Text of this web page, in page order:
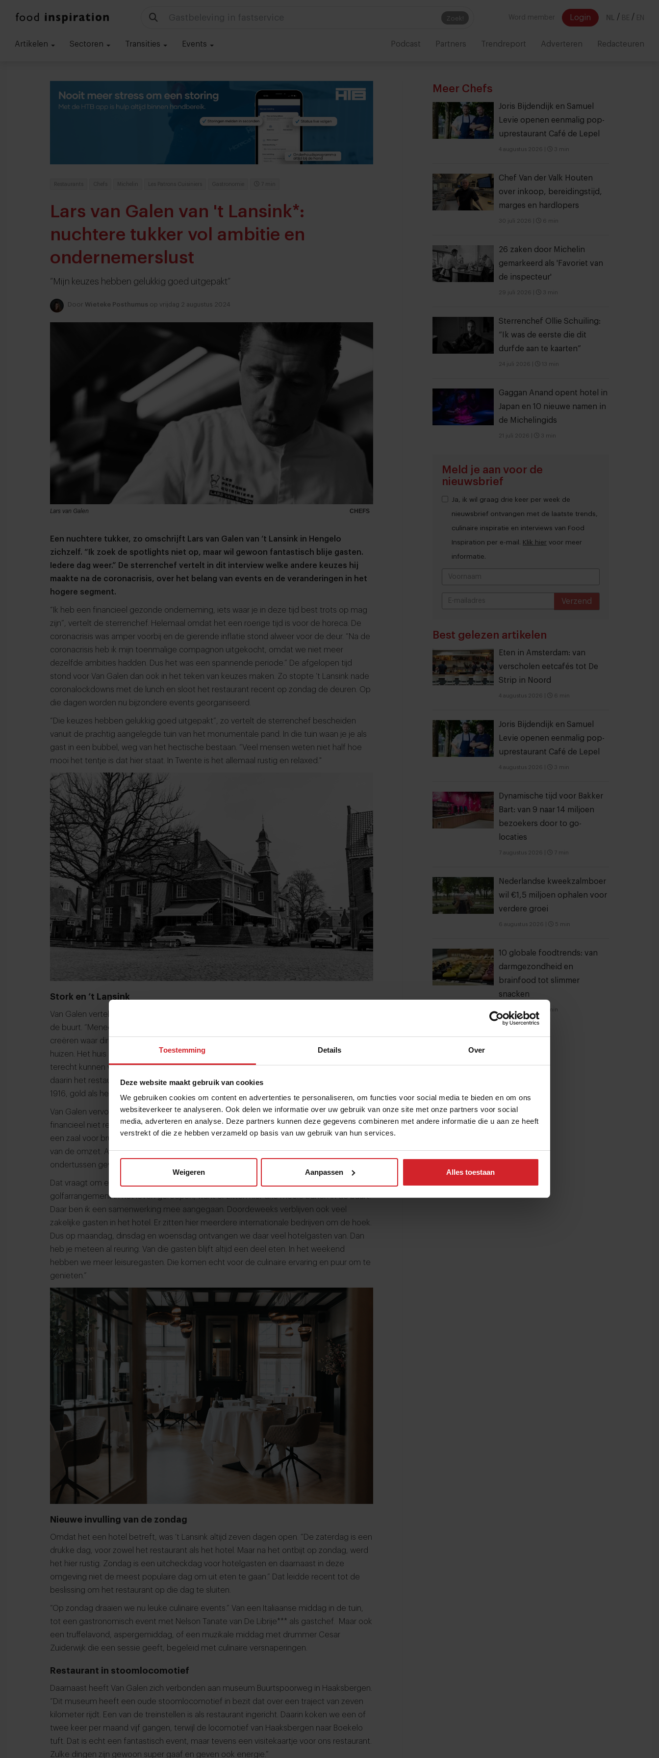
Toestemming Details Over
Deze website maakt gebruik van cookies
We gebruiken cookies om content en advertenties te personaliseren, om functies voor social media te bieden en om ons
websiteverkeer te analyseren. Ook delen we informatie over uw gebruik van onze site met onze partners voor social
media, adverteren en analyse. Deze partners kunnen deze gegevens combineren met andere informatie die u aan ze heeft
verstrekt of die ze hebben verzameld op basis van uw gebruik van hun services.
Weigeren Aanpassen Alles toestaan
Zoek!
Technologie in foodservice Word member Login NL / BE / EN
Artikelen Sectoren Transities Events Podcast Partners Trendreport Adverteren Redacteuren
Restaurants Chefs Michelin Les Patrons Cuisiniers Gastronomie 7 min
Lars van Galen van 't Lansink*:
nuchtere tukker vol ambitie en
ondernemerslust
“Mijn keuzes hebben gelukkig goed uitgepakt”
Door Wieteke Posthumus op vrijdag 2 augustus 2024
CHEFS
Lars van Galen
Een nuchtere tukker, zo omschrijft Lars van Galen van ‘t Lansink in Hengelo
zichzelf. “Ik zoek de spotlights niet op, maar wil gewoon fantastisch blije gasten.
Iedere dag weer.” De sterrenchef vertelt in dit interview welke andere keuzes hij
maakte na de coronacrisis, over het belang van events en de veranderingen in het
hogere segment.
“Ik heb een financieel gezonde onderneming, iets waar je in deze tijd best trots op mag
zijn”, vertelt de sterrenchef. Helemaal omdat het een roerige tijd is voor de horeca. De
coronacrisis was amper voorbij en de gierende inflatie stond alweer voor de deur. “Na de
coronacrisis heb ik mijn toenmalige compagnon uitgekocht, omdat we niet meer
dezelfde ambities hadden. Dus het was een spannende periode.” De afgelopen tijd
stond voor Van Galen dan ook in het teken van keuzes maken. Zo stopte ‘t Lansink nade
coronalockdowns met de lunch en sloot het restaurant recent op zondag de deuren. Op
die dagen worden nu bijzondere events georganiseerd.
“Die keuzes hebben gelukkig goed uitgepakt”, zo vertelt de sterrenchef bescheiden
vanuit de prachtig aangelegde tuin van het monumentale pand. In die tuin waan je je als
gast in een bubbel, weg van het hectische bestaan. “Veel mensen weten niet half hoe
mooi het tentje is dat hier staat. In Twente is het allemaal rustig en relaxed."
Stork en ‘t Lansink
Van Galen vertelt over de geschiedenis en hoe metaalbedrijf Stork van invloed was op
de buurt. “Meneer Stork heeft deze wijk opgezet in Engelse stijl. Hij wilde een buurt
creëren waar directie en arbeiders door elkaar heen woonden. Dat zie je ook aan de
huizen. Het huis hiernaast was vroeger van het schoolhoofd. Onze lounge - waar gasten
terecht kunnen voor feesten en partijen - was de kleuterschool en het hoofdpand, met
daarin het restaurant en een deel van de hotelkamers, was een theehuis. Dit theehuis uit
1916, gold als het sociale middelpunt van de wijk.
Van Galen vervolgt: “Het is een flink pand, dus met alleen het restaurant ga je het hier
financieel niet redden. ‘t Lansink telt 25 hotelkamers, vergaderzalen, een restaurant en
een zaal voor bruiloften en partijen. Vergaderingen en de feestzaal zorgen voor zo’n 30%
van de omzet. Als we hier een bruiloft hebben met honderd man, dan kan het restaurant
ondertussen gewoon doordraaien. Kortom: in dit pand is de banqueting heel belangrijk.”
Dat vraagt om een brede ondernemersblik. “Zo hebben we bijvoorbeeld een
golfarrangement in het leven geroepen, want er zitten hier drie mooie banen in de buurt.
Daar ben ik een samenwerking mee aangegaan. Doordeweeks verblijven ook veel
zakelijke gasten in het hotel. Er zitten hier meerdere internationale bedrijven om de hoek.
Dus op maandag, dinsdag en woensdag ontvangen we daar veel hotelgasten van. Dan
heb je meteen al reuring. Van die gasten blijft altijd een deel eten. In het weekend
hebben we meer leisuregasten. Die komen echt voor de culinaire ervaring en puur om te
genieten.”
Nieuwe invulling van de zondag
Omdat het een hotel betreft, was ‘t Lansink altijd zeven dagen open. “De zaterdag is een
drukke dag, voor zowel het restaurant als het hotel. Maar na het ontbijt op zondag, werd
het hier rustig. Zondag is een uitcheckdag voor hotelgasten en daarnaast in deze
omgeving niet de meest populaire dag om uit eten te gaan.” Dat leidde recent tot de
beslissing om het restaurant op die dag te sluiten.
“Op zondag draaien we nu leuke culinaire events.” Van een Italiaanse middag in de tuin,
tot een gastronomisch event met Nelson Tanate van De Librije*** als gastchef. Maar ook
een truffelavond, aspergemiddag, of een muzikale middag met drummer Cesar
Zuiderwijk die een sessie geeft, begeleid met culinaire versnaperingen.
Restaurant in stoomlocomotief
Daarnaast heeft Van Galen zich verbonden aan museum Buurtspoorweg in Haaksbergen.
“Dit museum heeft een oude stoomlocomotief in bezit dat over een traject van zeven
kilometer rijdt. Een van de treinstellen is als restaurant ingericht. Daarin koken we een of
twee keer per maand vijf gangen, terwijl de locomotief van Haaksbergen naar Boekelo
tuft. Dat is echt een fantastisch event, maar tevens een visitekaartje voor ons restaurant.
Zulke dingen zijn gewoon super gaaf en geven ook energie.”
Meer Chefs
Joris Bijdendijk en Samuel
Levie openen eenmalig pop-
uprestaurant Café de Lepel
4 augustus 2026 3 min
Chef Van der Valk Houten
over inkoop, bereidingstijd,
marges en hardlopers
30 juli 2026 6 min
26 zaken door Michelin
gemarkeerd als 'Favoriet van
de inspecteur'
29 juli 2026 3 min
Sterrenchef Ollie Schuiling:
“Ik was de eerste die dit
durfde aan te kaarten”
24 juli 2026 13 min
Gaggan Anand opent hotel in
Japan en 10 nieuwe namen in
de Michelingids
21 juli 2026 3 min
Meld je aan voor de
nieuwsbrief
Ja, ik wil graag drie keer per week de
nieuwsbrief ontvangen met de laatste trends,
culinaire inspiratie en interviews van Food
Inspiration per e-mail. Klik hier voor meer
informatie.
Verzend
Best gelezen artikelen
Eten in Amsterdam: van
verscholen eetcafés tot De
Strip in Noord
4 augustus 2026 6 min
Joris Bijdendijk en Samuel
Levie openen eenmalig pop-
uprestaurant Café de Lepel
4 augustus 2026 3 min
Dynamische tijd voor Bakker
Bart: van 9 naar 14 miljoen
bezoekers door to go-
locaties
7 augustus 2026 7 min
Nederlandse kweekzalmboer
wil €1,5 miljoen ophalen voor
verdere groei
6 augustus 2026 5 min
10 globale foodtrends: van
darmgezondheid en
brainfood tot slimmer
snacken
6 min